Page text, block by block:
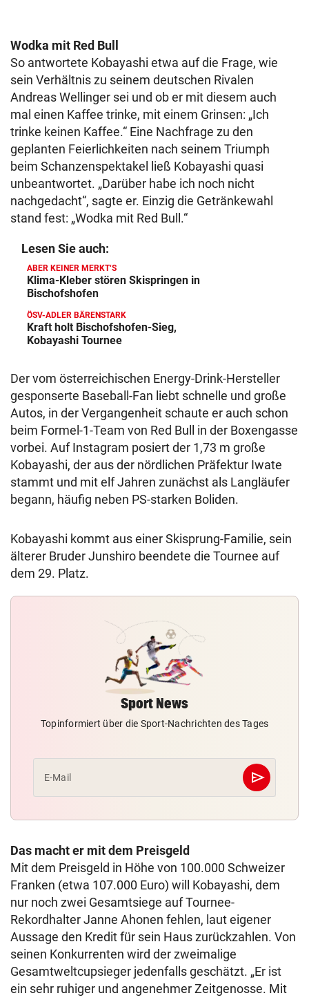
Wodka mit Red Bull
So antwortete Kobayashi etwa auf die Frage, wie
sein Verhältnis zu seinem deutschen Rivalen
Andreas Wellinger sei und ob er mit diesem auch
mal einen Kaffee trinke, mit einem Grinsen: „Ich
trinke keinen Kaffee.“ Eine Nachfrage zu den
geplanten Feierlichkeiten nach seinem Triumph
beim Schanzenspektakel ließ Kobayashi quasi
unbeantwortet. „Darüber habe ich noch nicht
nachgedacht“, sagte er. Einzig die Getränkewahl
stand fest: „Wodka mit Red Bull.“
Lesen Sie auch:
ABER KEINER MERKT‘S
Klima-Kleber stören Skispringen in
Bischofshofen
ÖSV-ADLER BÄRENSTARK
Kraft holt Bischofshofen-Sieg,
Kobayashi Tournee
Der vom österreichischen Energy-Drink-Hersteller
gesponserte Baseball-Fan liebt schnelle und große
Autos, in der Vergangenheit schaute er auch schon
beim Formel-1-Team von Red Bull in der Boxengasse
vorbei. Auf Instagram posiert der 1,73 m große
Kobayashi, der aus der nördlichen Präfektur Iwate
stammt und mit elf Jahren zunächst als Langläufer
begann, häufig neben PS-starken Boliden.
Kobayashi kommt aus einer Skisprung-Familie, sein
älterer Bruder Junshiro beendete die Tournee auf
dem 29. Platz.
Sport News
Topinformiert über die Sport-Nachrichten des Tages
E-Mail send
Abschicken
Das macht er mit dem Preisgeld
Mit dem Preisgeld in Höhe von 100.000 Schweizer
Franken (etwa 107.000 Euro) will Kobayashi, dem
nur noch zwei Gesamtsiege auf Tournee-
Rekordhalter Janne Ahonen fehlen, laut eigener
Aussage den Kredit für sein Haus zurückzahlen. Von
seinen Konkurrenten wird der zweimalige
Gesamtweltcupsieger jedenfalls geschätzt. „Er ist
ein sehr ruhiger und angenehmer Zeitgenosse. Mit